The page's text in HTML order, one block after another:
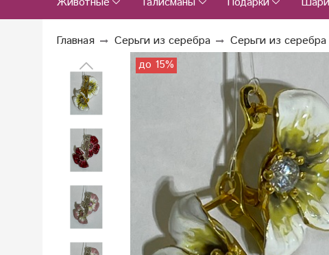
Главная Серьги из серебра Серьги из
до 15%